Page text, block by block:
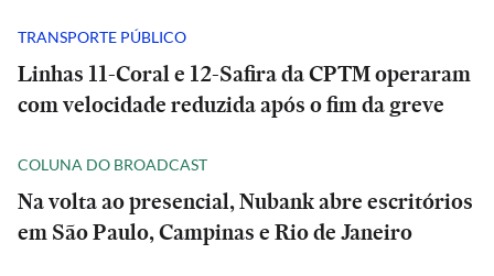
TRANSPORTE PÚBLICO
Linhas 11-Coral e 12-Safira da CPTM operaram
com velocidade reduzida após o fim da greve
COLUNA DO BROADCAST
Na volta ao presencial, Nubank abre escritórios
em São Paulo, Campinas e Rio de Janeiro